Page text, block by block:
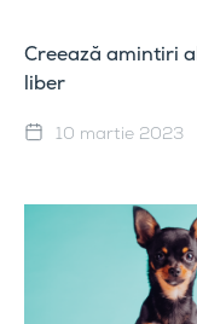
Creează amintiri
liber
10 martie 2023